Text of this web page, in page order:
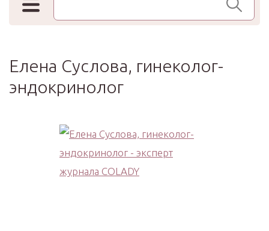
Елена Суслова, гинеколог-
эндокринолог